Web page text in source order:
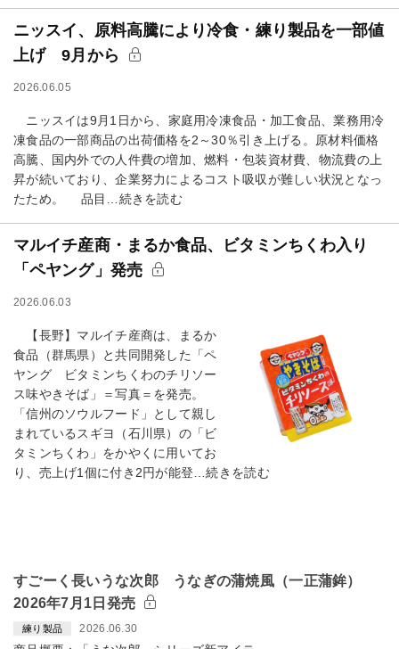
ニッスイ、原料高騰により冷食・練り製品を一部値
上げ 9月から
2026.06.05
ニッスイは9月1日から、家庭用冷凍食品・加工食品、業務用冷
凍食品の一部商品の出荷価格を2～30％引き上げる。原材料価格
高騰、国内外での人件費の増加、燃料・包装資材費、物流費の上
昇が続いており、企業努力によるコスト吸収が難しい状況となっ
たため。 品目…続きを読む
マルイチ産商・まるか食品、ビタミンちくわ入り
「ペヤング」発売
2026.06.03
【長野】マルイチ産商は、まるか
食品（群馬県）と共同開発した「ペ
ヤング ビタミンちくわのチリソー
ス味やきそば」＝写真＝を発売。
「信州のソウルフード」として親し
まれているスギヨ（石川県）の「ビ
タミンちくわ」をかやくに用いてお
り、売上げ1個に付き2円が能登…続きを読む
すごーく長いうな次郎 うなぎの蒲焼風（一正蒲鉾）
2026年7月1日発売
練り製品 2026.06.30